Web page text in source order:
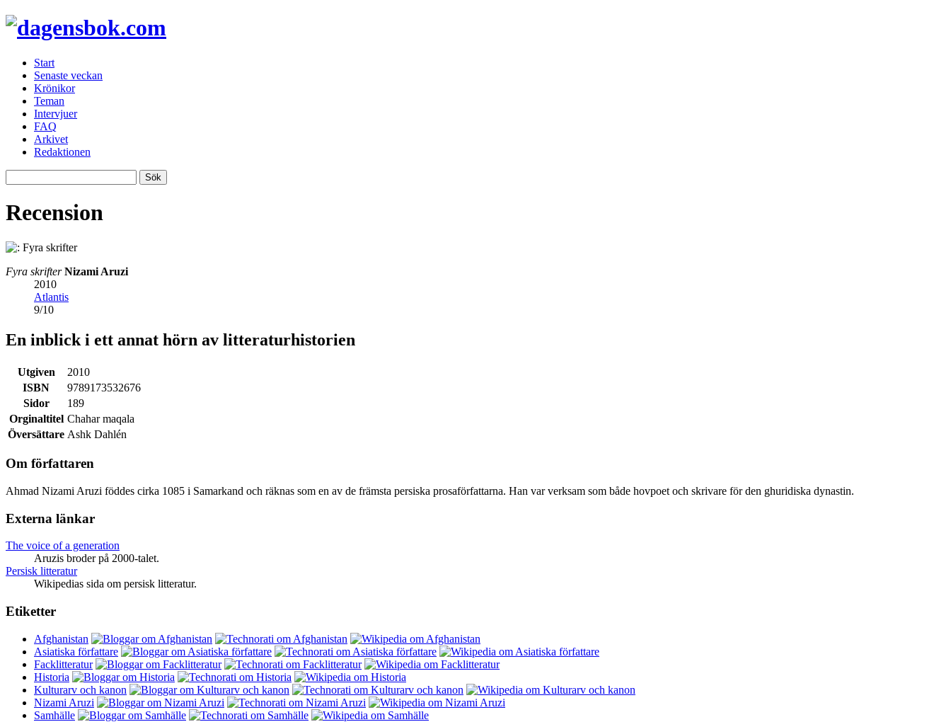
Start
Senaste veckan
Krönikor
Teman
Intervjuer
FAQ
Arkivet
Redaktionen
Recension
Fyra skrifter Nizami Aruzi
2010
Atlantis
9/10
En inblick i ett annat hörn av litteraturhistorien
Utgiven
2010
ISBN
9789173532676
Sidor
189
Orginaltitel Chahar maqala
Översättare Ashk Dahlén
Om författaren
Ahmad Nizami Aruzi föddes cirka 1085 i Samarkand och räknas som en av de främsta persiska prosaförfattarna. Han var verksam som både hovpoet och skrivare för den ghuridiska dynastin.
Externa länkar
The voice of a generation
Aruzis broder på 2000-talet.
Persisk litteratur
Wikipedias sida om persisk litteratur.
Etiketter
Afghanistan
Asiatiska författare
Facklitteratur
Historia
Kulturarv och kanon
Nizami Aruzi
Samhälle